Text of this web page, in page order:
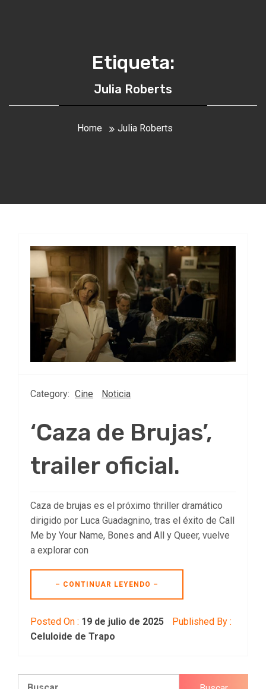
Etiqueta:
Julia Roberts
Home Julia Roberts
Category: Cine Noticia
‘Caza de Brujas’,
trailer oficial.
Caza de brujas es el próximo thriller dramático
dirigido por Luca Guadagnino, tras el éxito de Call
Me by Your Name, Bones and All y Queer, vuelve
a explorar con
– CONTINUAR LEYENDO –
Posted On : 19 de julio de 2025
Published By :
Celuloide de Trapo